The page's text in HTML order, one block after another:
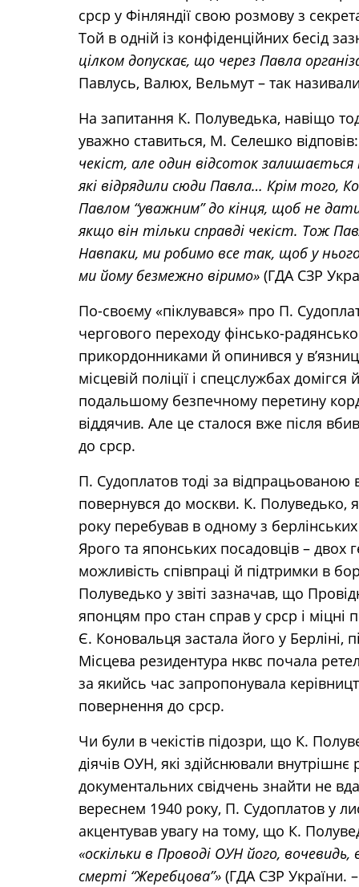
срср у Фінляндії свою розмову з
Той в одній із конфіденційних бесід
цілком допускає, що через Павла
Павлусь, Валюх, Вельмут – так
На запитання К. Полуведька, навіщо
уважно ставиться, М. Селешко
чекіст, але один відсоток
які відрядили сюди Павла… Крім того,
Павлом “уважним” до кінця, щоб не
якщо він тільки справді чекіст. Тож
Навпаки, ми робимо все так, щоб у
ми йому безмежно віримо»(ГДА СЗР
По-своєму «піклувався» про П.
чергового переходу фінсько-
прикордонниками й опинився у
місцевій поліції і спецслужбах
подальшому безпечному перетину
віддячив. Але це сталося вже після
до срср.
П. Судоплатов тоді за відпрацьованою
повернувся до москви. К. Полуведько,
року перебував в одному з
Ярого та японських посадовців – двох
можливість співпраці й підтримки в
Полуведько у звіті зазначав, що
японцям про стан справ у срср і міцні
Є. Коновальця застала його у Берліні,
Місцева резидентура нквс почала
за якийсь час запропонувала
повернення до срср.
Чи були в чекістів підозри, що К.
діячів ОУН, які здійснювали
документальних свідчень знайти не
вереснем 1940 року, П. Судоплатов у
акцентував увагу на тому, що К.
«оскільки в Проводі ОУН його,
смерті “Жеребцова”»(ГДА СЗР України.